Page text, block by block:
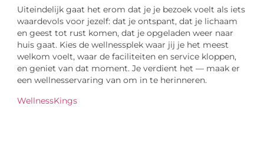
Uiteindelijk gaat het erom dat je je bezoek voelt als iets
waardevols voor jezelf: dat je ontspant, dat je lichaam
en geest tot rust komen, dat je opgeladen weer naar
huis gaat. Kies de wellnessplek waar jij je het meest
welkom voelt, waar de faciliteiten en service kloppen,
en geniet van dat moment. Je verdient het — maak er
een wellnesservaring van om in te herinneren.
WellnessKings